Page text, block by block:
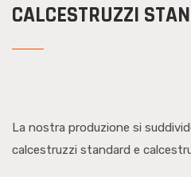
CALCESTRUZZI
La nostra produzione si
calcestruzzi standard e